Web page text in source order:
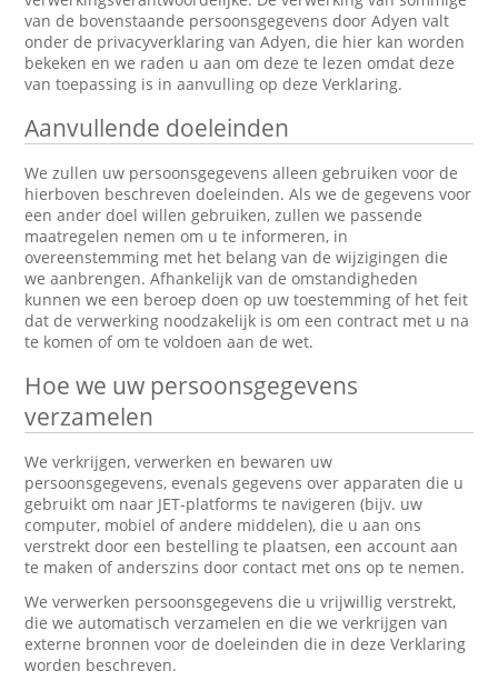
van de bovenstaande persoonsgegevens door Adyen valt
onder de privacyverklaring van Adyen, die hier kan worden
bekeken en we raden u aan om deze te lezen omdat deze
van toepassing is in aanvulling op deze Verklaring.
Aanvullende doeleinden
We zullen uw persoonsgegevens alleen gebruiken voor de
hierboven beschreven doeleinden. Als we de gegevens voor
een ander doel willen gebruiken, zullen we passende
maatregelen nemen om u te informeren, in
overeenstemming met het belang van de wijzigingen die
we aanbrengen. Afhankelijk van de omstandigheden
kunnen we een beroep doen op uw toestemming of het feit
dat de verwerking noodzakelijk is om een contract met u na
te komen of om te voldoen aan de wet.
Hoe we uw persoonsgegevens
verzamelen
We verkrijgen, verwerken en bewaren uw
persoonsgegevens, evenals gegevens over apparaten die u
gebruikt om naar JET-platforms te navigeren (bijv. uw
computer, mobiel of andere middelen), die u aan ons
verstrekt door een bestelling te plaatsen, een account aan
te maken of anderszins door contact met ons op te nemen.
We verwerken persoonsgegevens die u vrijwillig verstrekt,
die we automatisch verzamelen en die we verkrijgen van
externe bronnen voor de doeleinden die in deze Verklaring
worden beschreven.